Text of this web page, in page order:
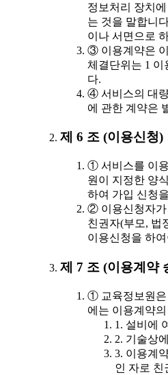
정보처리 장치
는 것을 말합니
이나 서면으로
③ 이용계약은
체결단위는 1 이
다.
④ 서비스의 대
에 관한 계약은
제 6 조 (이용신청)
① 서비스를 이
원이 지정한 양
하여 가입 신청
② 이용신청자가
친권자(부모, 법
이용신청을 하
제 7 조 (이용계약
① 교육정보원은
에는 이용계약
1. 설비에
2. 기술상
3. 이용계
인 자로 친